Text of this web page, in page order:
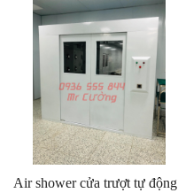
Air shower cửa trượt tự động